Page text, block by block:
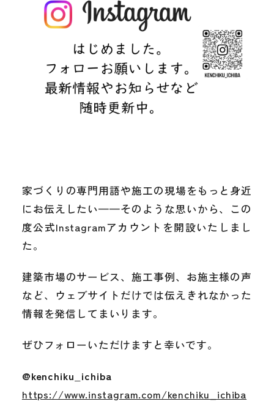
家づくりの専門用語や施工の現場をもっと身近
にお伝えしたい——そのような思いから、この
度公式Instagramアカウントを開設いたしまし
た。
建築市場のサービス、施工事例、お施主様の声
など、ウェブサイトだけでは伝えきれなかった
情報を発信してまいります。
ぜひフォローいただけますと幸いです。
@kenchiku_ichiba
https://www.instagram.com/kenchiku_ichiba